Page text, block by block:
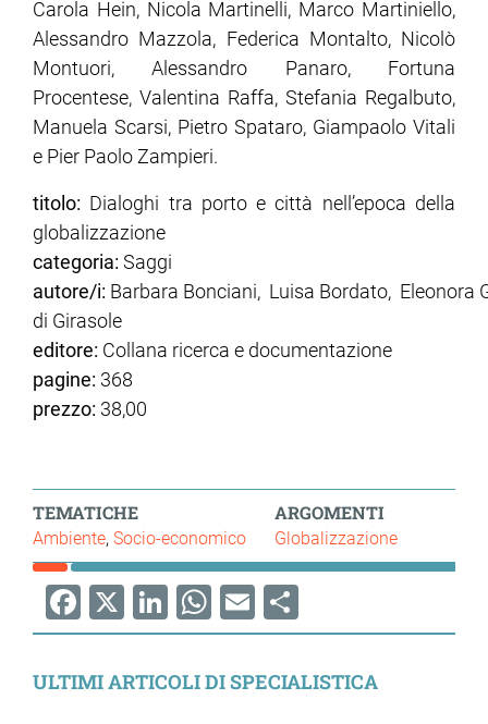
Carola Hein, Nicola Martinelli, Marco Martiniello,
Alessandro Mazzola, Federica Montalto, Nicolò
Montuori, Alessandro Panaro, Fortuna
Procentese, Valentina Raffa, Stefania Regalbuto,
Manuela Scarsi, Pietro Spataro, Giampaolo Vitali
e Pier Paolo Zampieri.
titolo: Dialoghi tra porto e città nell’epoca della
globalizzazione
categoria: Saggi
autore/i: Barbara Bonciani, Luisa Bordato, Eleonora
di Girasole
editore: Collana ricerca e documentazione
pagine: 368
prezzo: 38,00
TEMATICHE
Ambiente Socio-economico
ARGOMENTI
Globalizzazione
Facebook
X LinkedIn
WhatsApp
EmailShare
ULTIMI ARTICOLI DI SPECIALISTICA